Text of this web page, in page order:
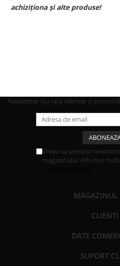
achiziționa și alte produse!
Newsletter Nu rata ofertele si
Vreau sa primesc
magazinului. Afla mai
MAGAZINUL
CLIENTI
DATE
SUPORT